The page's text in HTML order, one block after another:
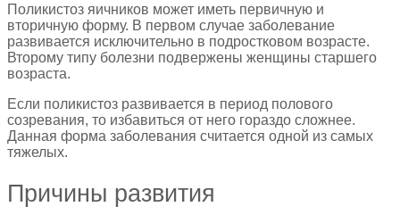
Поликистоз яичников может иметь первичную и
вторичную форму. В первом случае заболевание
развивается исключительно в подростковом возрасте.
Второму типу болезни подвержены женщины старшего
возраста.
Если поликистоз развивается в период полового
созревания, то избавиться от него гораздо сложнее.
Данная форма заболевания считается одной из самых
тяжелых.
Причины развития